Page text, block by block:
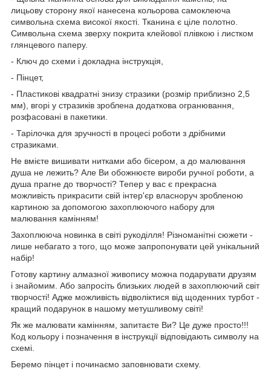
лицьову сторону якої нанесена кольорова самоклеюча
символьна схема високої якості. Тканина є ціле полотно.
Символьна схема зверху покрита клейової плівкою і листком
глянцевого паперу.
- Ключ до схеми і докладна інструкція,
- Пінцет,
- Пластикові квадратні знизу стразики (розмір приблизно 2,5
мм), вгорі у стразиків зроблена додаткова огранювання,
розфасовані в пакетики.
- Тарілочка для зручності в процесі роботи з дрібними
стразиками.
Не вмієте вишивати нитками або бісером, а до малювання
душа не лежить? Але Ви обожнюєте вироби ручної роботи, а
душа прагне до творчості? Тепер у вас є прекрасна
можливість прикрасити свій інтер'єр власноруч зробленою
картиною за допомогою захоплюючого набору для
малювання камінням!
Захоплююча новинка в світі рукоділля! Різноманітні сюжети -
лише небагато з того, що може запропонувати цей унікальний
набір!
Готову картину алмазної живопису можна подарувати друзям
і знайомим. Або запросіть близьких людей в захоплюючий світ
творчості! Адже можливість відволіктися від щоденних турбот -
кращий подарунок в нашому метушливому світі!
Як же малювати камінням, запитаєте Ви? Це дуже просто!!!
Код кольору і позначення в інструкції відповідають символу на
схемі.
Беремо пінцет і починаємо заповнювати схему.